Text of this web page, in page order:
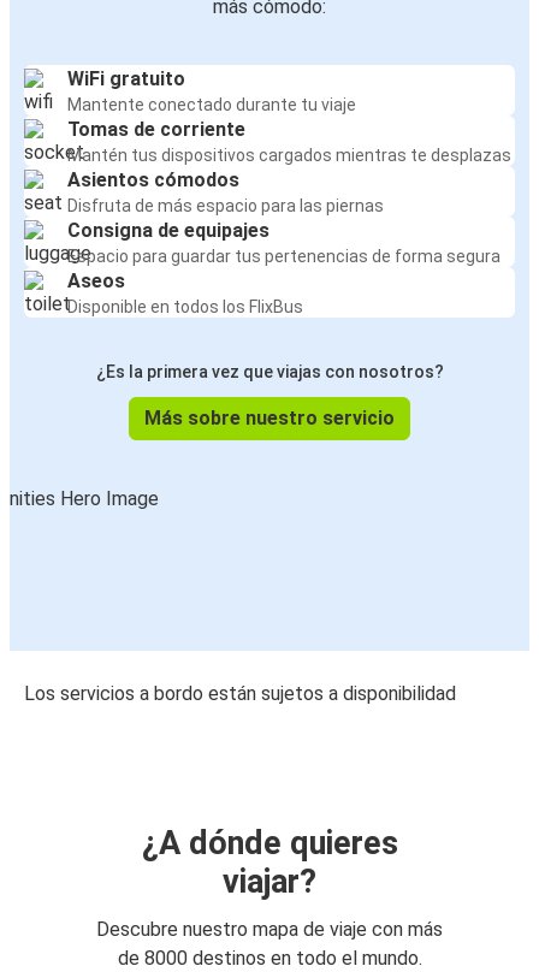
más cómodo:
WiFi gratuito
Mantente conectado durante tu viaje
Tomas de corriente
Mantén tus dispositivos cargados mientras te desplazas
Asientos cómodos
Disfruta de más espacio para las piernas
Consigna de equipajes
Espacio para guardar tus pertenencias de forma segura
Aseos
Disponible en todos los FlixBus
¿Es la primera vez que viajas con nosotros?
Más sobre nuestro servicio
Los servicios a bordo están sujetos a disponibilidad
¿A dónde quieres
viajar?
Descubre nuestro mapa de viaje con más
de 8000 destinos en todo el mundo.